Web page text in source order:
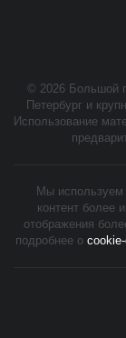
© 2026 Большой
Петербург и
Использование
Мы используем
контент более
отображения
подробнее о